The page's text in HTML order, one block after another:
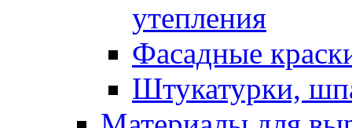
утепления
Фасадные
Штукатурки,